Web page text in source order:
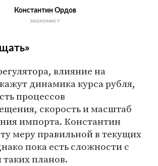
Константин Ордов
экономист
влияние на
динамика курса рубля,
процессов
скорость и масштаб
импорта. Константин
меру правильной в текущих
пока есть сложности с
планов.